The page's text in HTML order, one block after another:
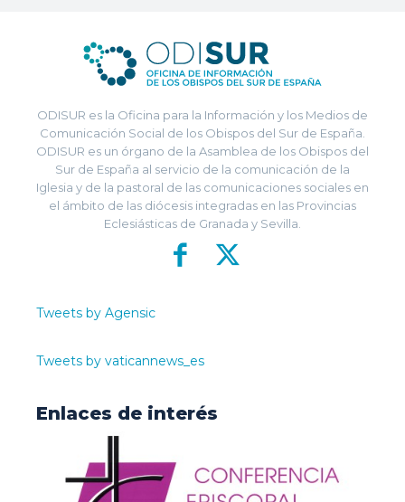
ODISUR es la Oficina para la Información y los Medios de
Comunicación Social de los Obispos del Sur de España.
ODISUR es un órgano de la Asamblea de los Obispos del
Sur de España al servicio de la comunicación de la
Iglesia y de la pastoral de las comunicaciones sociales en
el ámbito de las diócesis integradas en las Provincias
Eclesiásticas de Granada y Sevilla.
Tweets by Agensic
Tweets by vaticannews_es
Enlaces de interés